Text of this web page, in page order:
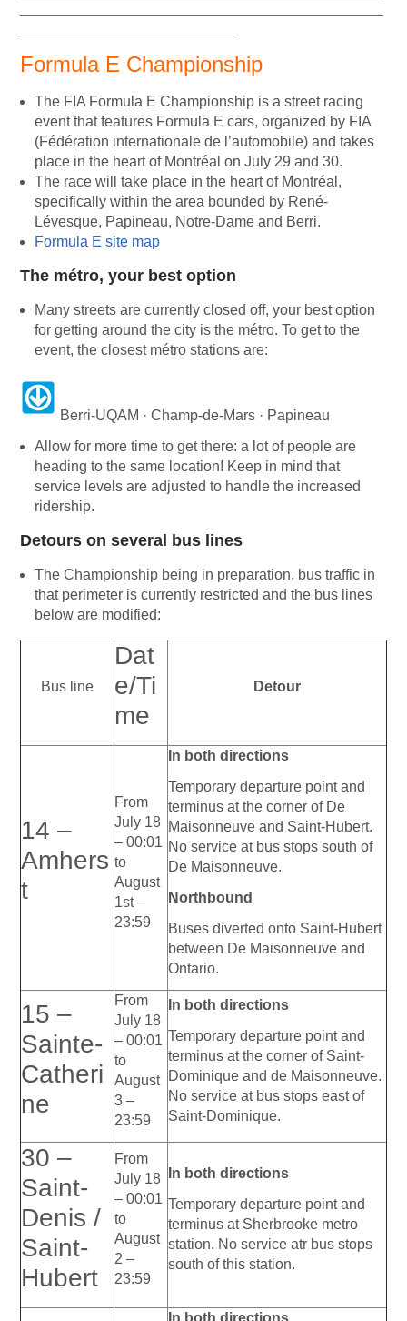
Formula E Championship
The FIA Formula E Championship is a street racing
event that features Formula E cars, organized by FIA
(Fédération internationale de l’automobile) and takes
place in the heart of Montréal on July 29 and 30.
The race will take place in the heart of Montréal,
specifically within the area bounded by René-
Lévesque, Papineau, Notre-Dame and Berri.
Formula E site map
The métro, your best option
Many streets are currently closed off, your best option
for getting around the city is the métro. To get to the
event, the closest métro stations are:
Berri-UQAM · Champ-de-Mars · Papineau
Allow for more time to get there: a lot of people are
heading to the same location! Keep in mind that
service levels are adjusted to handle the increased
ridership.
Detours on several bus lines
The Championship being in preparation, bus traffic in
that perimeter is currently restricted and the bus lines
below are modified:
Bus line
Dat
e/Ti
me
Detour
14 –
Amhers
t
From
July 18
– 00:01
to
August
1st –
23:59
In both directions
Temporary departure point and
terminus at the corner of De
Maisonneuve and Saint-Hubert.
No service at bus stops south of
De Maisonneuve.
Northbound
Buses diverted onto Saint-Hubert
between De Maisonneuve and
Ontario.
15 –
Sainte-
Catheri
ne
From
July 18
– 00:01
to
August
3 –
23:59
In both directions
Temporary departure point and
terminus at the corner of Saint-
Dominique and de Maisonneuve.
No service at bus stops east of
Saint-Dominique.
30 –
Saint-
Denis /
Saint-
Hubert
From
July 18
– 00:01
to
August
2 –
23:59
In both directions
Temporary departure point and
terminus at Sherbrooke metro
station. No service atr bus stops
south of this station.
In both directions